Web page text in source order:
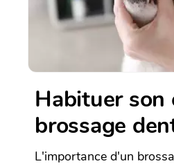
Habituer son
brossage
L'importance d'un